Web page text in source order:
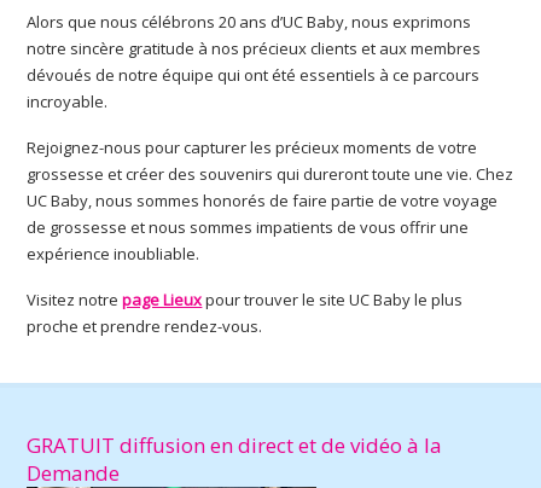
Alors que nous célébrons 20 ans d’UC Baby, nous exprimons
notre sincère gratitude à nos précieux clients et aux membres
dévoués de notre équipe qui ont été essentiels à ce parcours
incroyable.
Rejoignez-nous pour capturer les précieux moments de votre
grossesse et créer des souvenirs qui dureront toute une vie. Chez
UC Baby, nous sommes honorés de faire partie de votre voyage
de grossesse et nous sommes impatients de vous offrir une
expérience inoubliable.
Visitez notrepage Lieuxpour trouver le site UC Baby le plus
proche et prendre rendez-vous.
GRATUIT diffusion en direct et de vidéo à la
Demande